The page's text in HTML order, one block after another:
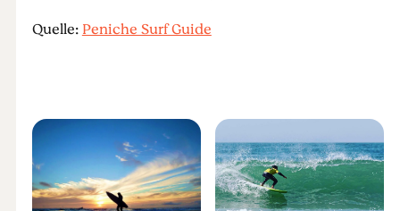
Quelle:Peniche Surf Guide